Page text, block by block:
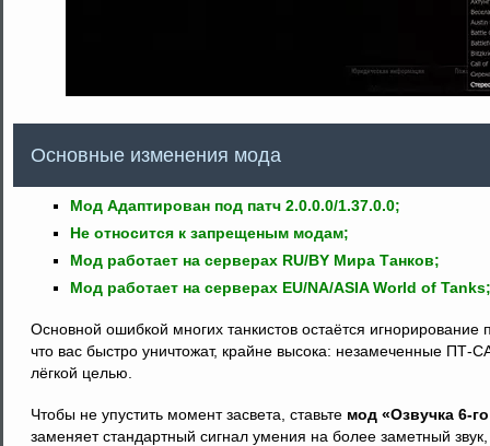
Основные изменения мода
Мод Адаптирован под патч 2.0.0.0/1.37.0.0;
Не относится к запрещеным модам;
Мод работает на серверах RU/BY Мира Танков;
Мод работает на серверах EU/NA/ASIA World of Tanks;
Основной ошибкой многих танкистов остаётся игнорирование
что вас быстро уничтожат, крайне высока: незамеченные ПТ-
лёгкой целью.
Чтобы не упустить момент засвета, ставьте мод «Озвучка 6-
заменяет стандартный сигнал умения на более заметный